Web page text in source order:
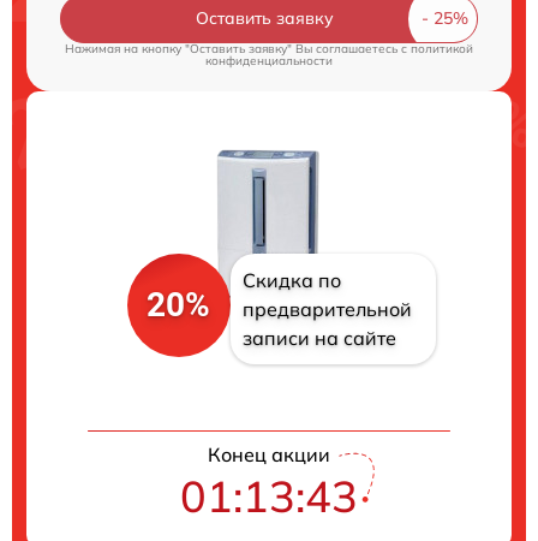
Оставить заявку
Нажимая на кнопку "Оставить заявку" Вы соглашаетесь c политикой
конфиденциальности
20%
Скидка по
предварительной
записи на сайте
Конец акции
01:13:43